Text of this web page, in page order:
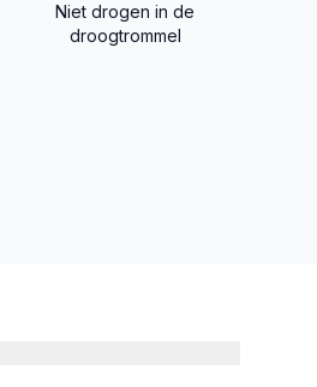
Niet drogen in de
droogtrommel